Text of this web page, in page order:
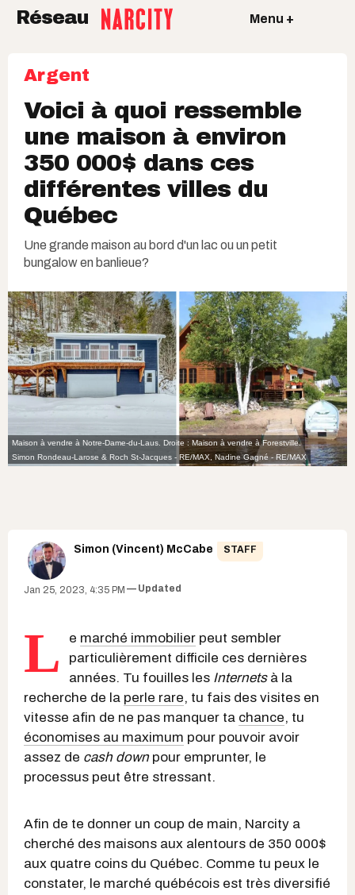
Réseau Menu +
Argent
Voici à quoi ressemble
une maison à environ
350 000$ dans ces
différentes villes du
Québec
Une grande maison au bord d'un lac ou un petit
bungalow en banlieue?
Maison à vendre à Notre-Dame-du-Laus. Droite : Maison à vendre à Forestville.
Simon Rondeau-Larose & Roch St-Jacques - RE/MAX, Nadine Gagné - RE/MAX
Simon (Vincent) McCabe STAFF
Jan 25, 2023, 4:35 PM Updated
L e marché immobilier peut sembler
particulièrement difficile ces dernières
années. Tu fouilles les Internets à la
recherche de la perle rare, tu fais des visites en
vitesse afin de ne pas manquer ta chance, tu
économises au maximum pour pouvoir avoir
assez de cash downpour emprunter, le
processus peut être stressant.
Afin de te donner un coup de main, Narcity a
cherché des maisons aux alentours de 350 000$
aux quatre coins du Québec. Comme tu peux le
constater, le marché québécois est très diversifié